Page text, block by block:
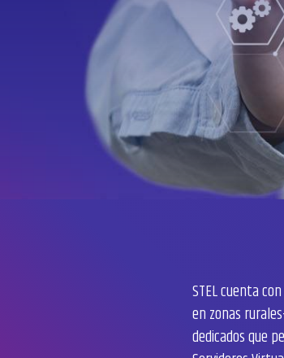
STEL cuenta
en zonas
dedicados que